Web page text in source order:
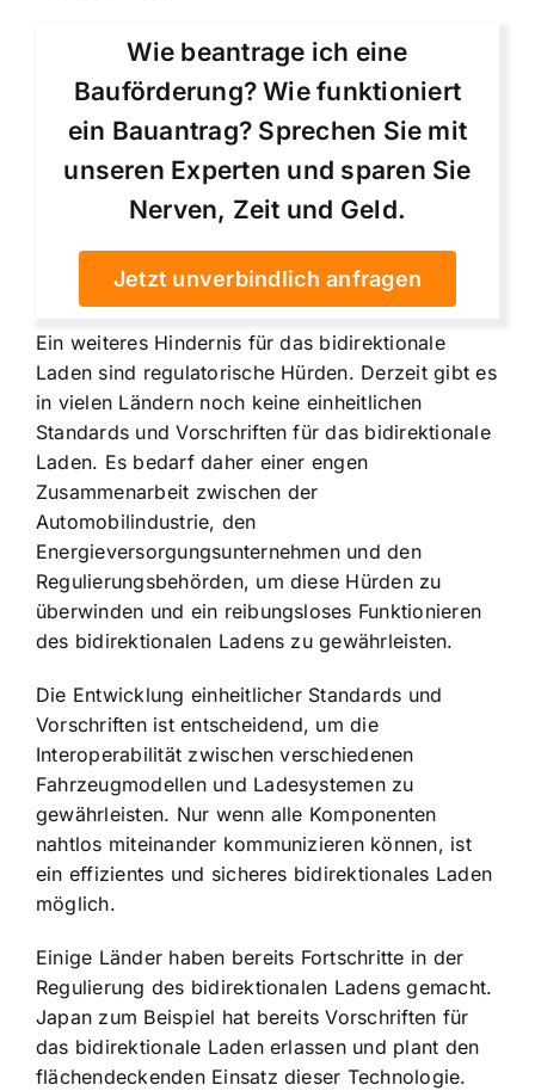
Wie beantrage ich eine
Bauförderung? Wie funktioniert
ein Bauantrag? Sprechen Sie mit
unseren Experten und sparen Sie
Nerven, Zeit und Geld.
Jetzt unverbindlich anfragen
Ein weiteres Hindernis für das bidirektionale
Laden sind regulatorische Hürden. Derzeit gibt es
in vielen Ländern noch keine einheitlichen
Standards und Vorschriften für das bidirektionale
Laden. Es bedarf daher einer engen
Zusammenarbeit zwischen der
Automobilindustrie, den
Energieversorgungsunternehmen und den
Regulierungsbehörden, um diese Hürden zu
überwinden und ein reibungsloses Funktionieren
des bidirektionalen Ladens zu gewährleisten.
Die Entwicklung einheitlicher Standards und
Vorschriften ist entscheidend, um die
Interoperabilität zwischen verschiedenen
Fahrzeugmodellen und Ladesystemen zu
gewährleisten. Nur wenn alle Komponenten
nahtlos miteinander kommunizieren können, ist
ein effizientes und sicheres bidirektionales Laden
möglich.
Einige Länder haben bereits Fortschritte in der
Regulierung des bidirektionalen Ladens gemacht.
Japan zum Beispiel hat bereits Vorschriften für
das bidirektionale Laden erlassen und plant den
flächendeckenden Einsatz dieser Technologie.